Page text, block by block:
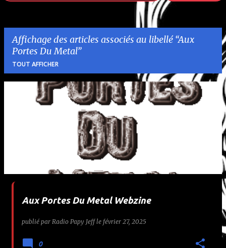
Affichage des articles associés au libellé Aux
Portes Du Metal
TOUT AFFICHER
c
Aux Portes Du Metal Webzine
publié par Radio Papy Jeff le février 27, 2025
0